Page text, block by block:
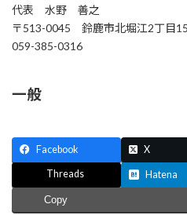
代表 水野 善之
〒513-0045 鈴鹿市北堀江2丁目
059-385-0316
一般
Facebook X
Threads Hatena
Copy